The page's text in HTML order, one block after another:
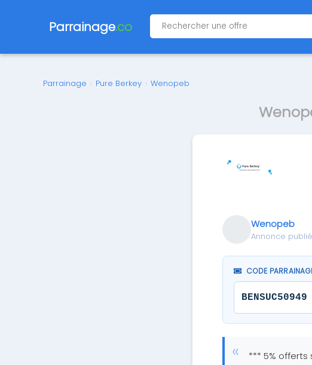
Parrainage.co
Parrainage › Pure Berkey › Wenopeb
Wenopeb
Annonce
CODE
BENSUC50949
*** 5%